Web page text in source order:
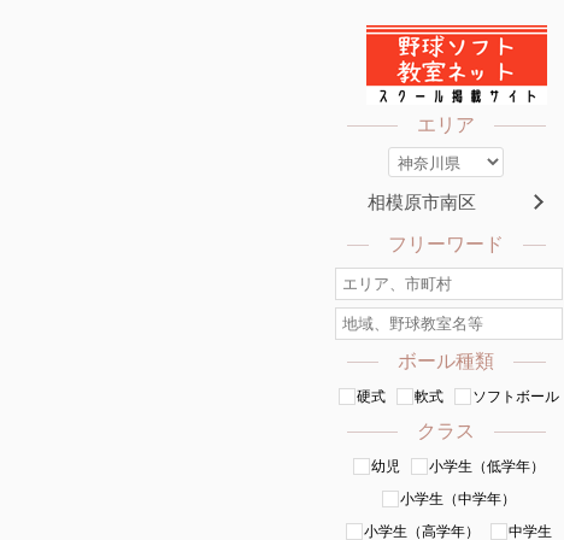
エリア
相模原市南区
フリーワード
ボール種類
硬式 軟式 ソフトボール
クラス
幼児
小学生（低学年）
小学生（中学年）
小学生（高学年）
中学生